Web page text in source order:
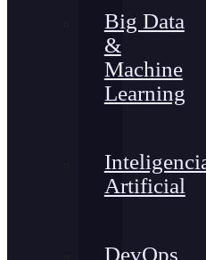
Big Data
&
Machine
Learning
Artificial
DevOps